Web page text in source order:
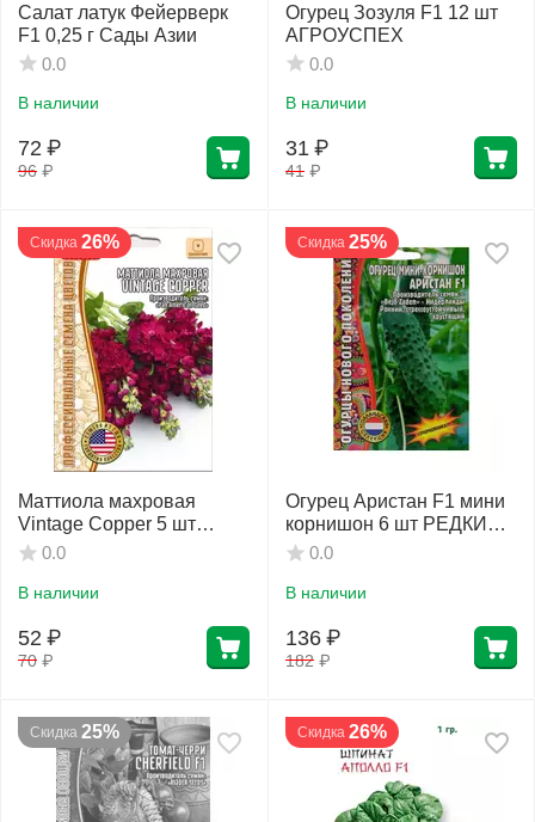
Салат латук Фейерверк
F1 0,25 г Сады Азии
0.0
В наличии
96 ₽
72 ₽
Огурец Зозуля F1 12 шт
АГРОУСПЕХ
0.0
В наличии
41 ₽
31 ₽
Скидка 26%
Маттиола махровая
Vintage Copper 5 шт
РЕДКИЕ СЕМЕНА
0.0
В наличии
70 ₽
52 ₽
Скидка 25%
Огурец Аристан F1 мини
корнишон 6 шт РЕДКИЕ
СЕМЕНА
0.0
В наличии
182 ₽
136 ₽
Скидка 25% Скидка 26%